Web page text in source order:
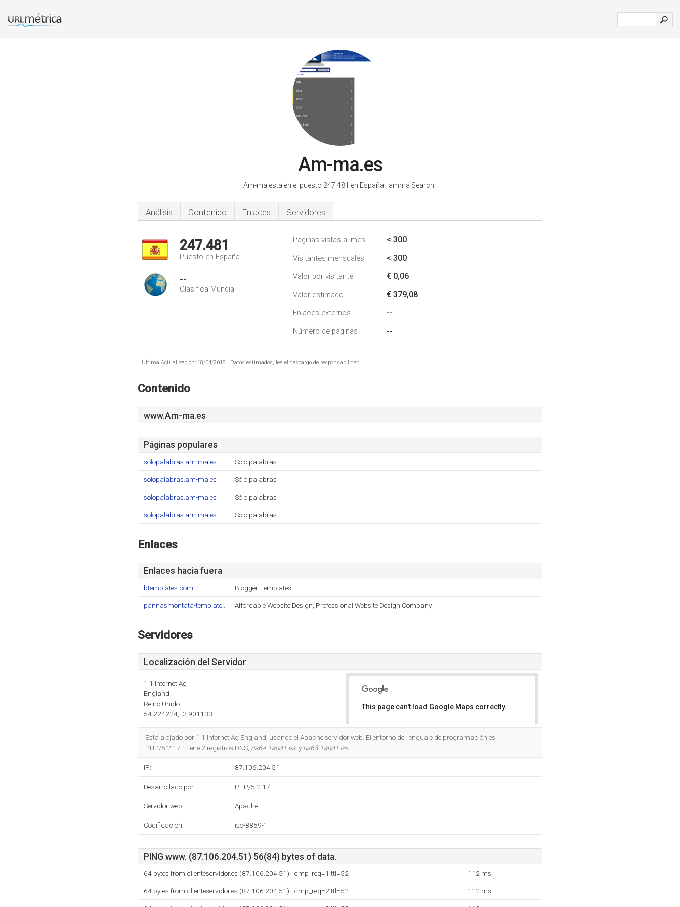
Am-ma.es
Am-ma está en el puesto 247.481 en España. 'amma Search.'
Análisis Contenido Enlaces Servidores
247.481
Puesto en España
--
Clasifica Mundial
Páginas vistas al mes < 300
Visitantes mensuales < 300
Valor por visitante € 0,06
Valor estimado € 379,08
Enlaces externos --
Número de páginas --
Última Actualización: 18/04/2018 . Datos estimados, lea el descargo de responsabilidad.
Contenido
www.Am-ma.es
Páginas populares
solopalabras.am-ma.es Sólo palabras
solopalabras.am-ma.es Sólo palabras
solopalabras.am-ma.es Sólo palabras
solopalabras.am-ma.es Sólo palabras
Enlaces
Enlaces hacia fuera
btemplates.com Blogger Templates
pannasmontata-template.. Affordable Website Design, Professional Website Design Company
Servidores
Localización del Servidor
1 1 Internet Ag
England
Reino Unido
54.224224, -3.901133
This page can't load Google Maps correctly.
Está alojado por 1 1 Internet Ag England, usando el Apache servidor web. El entorno del lenguaje de programación es
PHP/5.2.17. Tiene 2 registros DNS, ns64.1and1.es, y ns63.1and1.es.
IP: 87.106.204.51
Desarrollado por: PHP/5.2.17
Servidor web: Apache
Codificación: iso-8859-1
PING www. (87.106.204.51) 56(84) bytes of data.
64 bytes from clienteservidor.es (87.106.204.51): icmp_req=1 ttl=52 112 ms
64 bytes from clienteservidor.es (87.106.204.51): icmp_req=2 ttl=52 112 ms